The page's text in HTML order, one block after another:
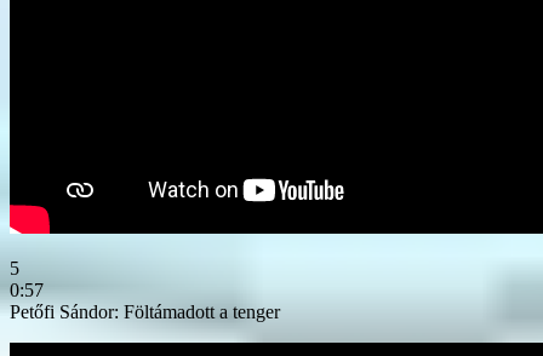
5
0:57
Petőfi Sándor: Föltámadott a tenger